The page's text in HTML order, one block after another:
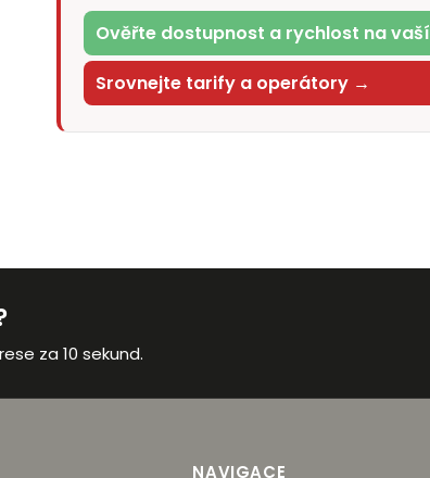
Ověřte dostupnost a rychlost na
Srovnejte tarify a operátory →
za 10 sekund.
NAVIGACE